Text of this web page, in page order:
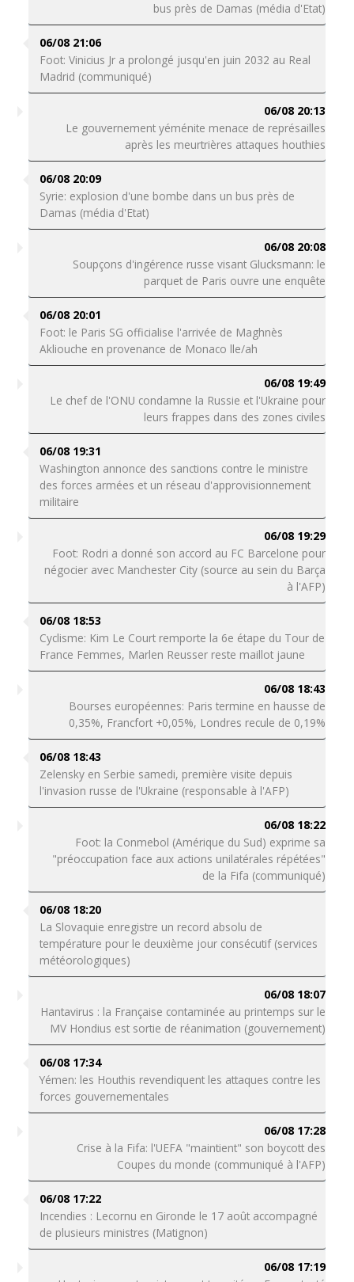
bus près de Damas (média d'Etat)
06/08 21:06
Foot: Vinicius Jr a prolongé jusqu'en juin 2032 au Real
Madrid (communiqué)
06/08 20:13
Le gouvernement yéménite menace de représailles
après les meurtrières attaques houthies
06/08 20:09
Syrie: explosion d'une bombe dans un bus près de
Damas (média d'Etat)
06/08 20:08
Soupçons d'ingérence russe visant Glucksmann: le
parquet de Paris ouvre une enquête
06/08 20:01
Foot: le Paris SG officialise l'arrivée de Maghnès
Akliouche en provenance de Monaco lle/ah
06/08 19:49
Le chef de l'ONU condamne la Russie et l'Ukraine pour
leurs frappes dans des zones civiles
06/08 19:31
Washington annonce des sanctions contre le ministre
des forces armées et un réseau d'approvisionnement
militaire
06/08 19:29
Foot: Rodri a donné son accord au FC Barcelone pour
négocier avec Manchester City (source au sein du Barça
à l'AFP)
06/08 18:53
Cyclisme: Kim Le Court remporte la 6e étape du Tour de
France Femmes, Marlen Reusser reste maillot jaune
06/08 18:43
Bourses européennes: Paris termine en hausse de
0,35%, Francfort +0,05%, Londres recule de 0,19%
06/08 18:43
Zelensky en Serbie samedi, première visite depuis
l'invasion russe de l'Ukraine (responsable à l'AFP)
06/08 18:22
Foot: la Conmebol (Amérique du Sud) exprime sa
"préoccupation face aux actions unilatérales répétées"
de la Fifa (communiqué)
06/08 18:20
La Slovaquie enregistre un record absolu de
température pour le deuxième jour consécutif (services
météorologiques)
06/08 18:07
Hantavirus : la Française contaminée au printemps sur le
MV Hondius est sortie de réanimation (gouvernement)
06/08 17:34
Yémen: les Houthis revendiquent les attaques contre les
forces gouvernementales
06/08 17:28
Crise à la Fifa: l'UEFA "maintient" son boycott des
Coupes du monde (communiqué à l'AFP)
06/08 17:22
Incendies : Lecornu en Gironde le 17 août accompagné
de plusieurs ministres (Matignon)
06/08 17:19